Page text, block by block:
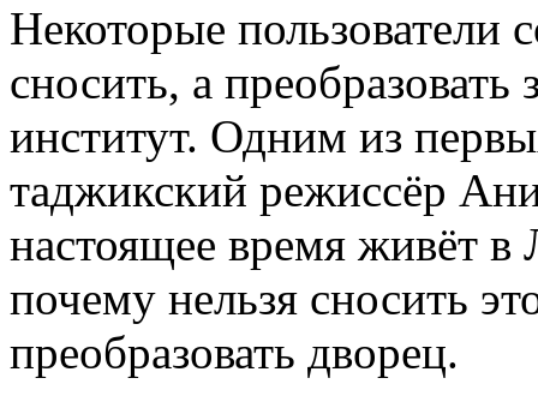
Некоторые пользователи
сносить, а преобразовать
институт. Одним из
таджикский режиссёр
настоящее время живёт
почему нельзя сносить
преобразовать дворец.